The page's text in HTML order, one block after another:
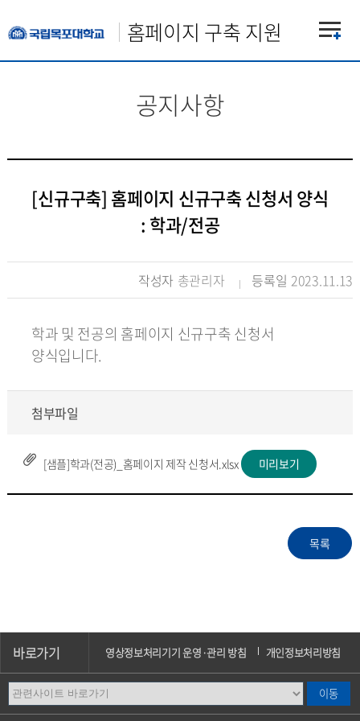
홈페이지 구축 지원
공지사항
[신규구축] 홈페이지 신규구축 신청서 양식
: 학과/전공
작성자 총관리자 등록일 2023.11.13
학과 및 전공의 홈페이지 신규구축 신청서
양식입니다.
첨부파일
[샘플]학과(전공)_홈페이지 제작 신청서.xlsx 미리보기
바로가기 영상정보처리기기 운영·관리 방침 개인정보처리방침
이메일무단수집거부 캠퍼스안내